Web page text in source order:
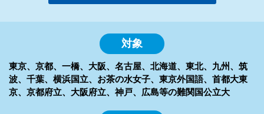
対象
東京、京都、一橋、大阪、名古屋、北海道、東北、九州、筑
波、千葉、横浜国立、お茶の水女子、東京外国語、首都大東
京、京都府立、大阪府立、神戸、広島等の難関国公立大